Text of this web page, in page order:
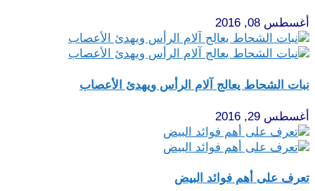
أغسطس 08, 2016
نبات الشحاط يعالج آلام الرأس ويهدئ الأعصاب
أغسطس 29, 2016
تعرف على أهم فوائد البيض